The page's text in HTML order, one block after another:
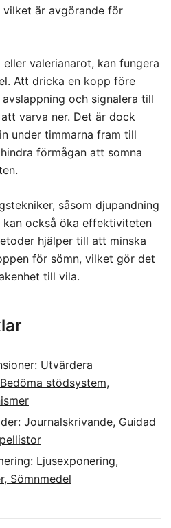
vilket är avgörande för
valerianarot, kan fungera
Att dricka en kopp före
och signalera till
varva ner. Det är dock
under timmarna fram till
förmågan att somna
såsom djupandning
kan också öka effektiviteten
hjälper till att minska
för sömn, vilket gör det
till vila.
Utvärdera
stödsystem,
Journalskrivande, Guidad
Ljusexponering,
Sömnmedel